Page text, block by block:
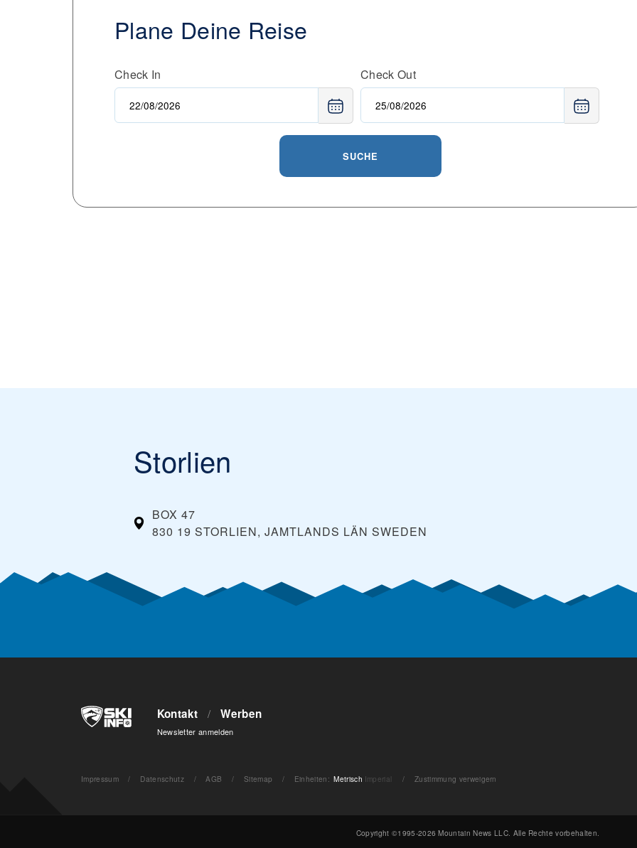
Plane Deine Reise
Check In Check Out
SUCHE
Storlien
BOX 47
830 19 STORLIEN, JAMTLANDS LÄN SWEDEN
Kontakt / Werben
Newsletter anmelden
Impressum / Datenschutz / AGB / Sitemap / Einheiten : Metrisch Imperial / Zustimmung verweigern
Copyright ©1995-2026 Mountain News LLC. Alle Rechte vorbehalten.